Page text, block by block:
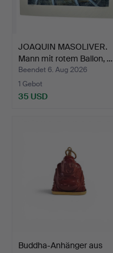
JOAQUIN MASOLIVER.
Mann mit rotem Ballon, …
Beendet 6. Aug 2026
1 Gebot
35 USD
Buddha-Anhänger aus